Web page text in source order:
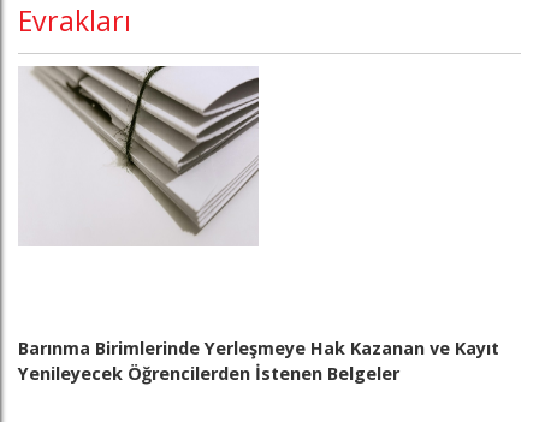
Evrakları
Barınma Birimlerinde Yerleşmeye Hak Kazanan ve Kayıt
Yenileyecek Öğrencilerden İstenen Belgeler